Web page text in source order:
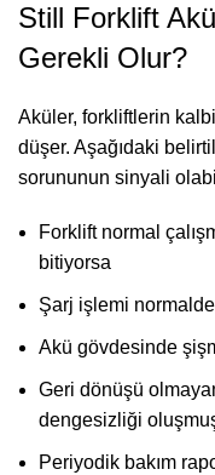
Still Forklift
Gerekli Olur?
Aküler, forkliftlerin
düşer. Aşağıdaki
sorununun sinyali
Forklift normal
bitiyorsa
Şarj işlemi
Akü gövdesinde
Geri dönüşü
dengesizliği
Periyodik bakım